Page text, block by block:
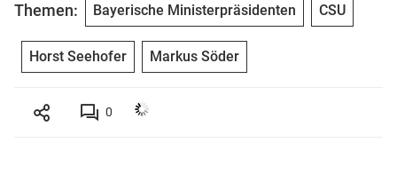
Themen: Bayerische Ministerpräsidenten CSU
Horst Seehofer Markus Söder
0